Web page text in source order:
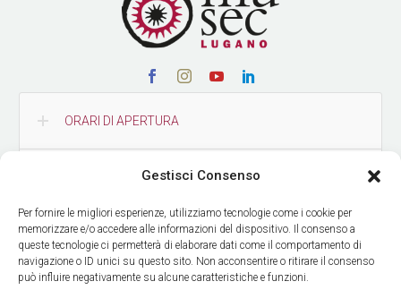
Gestisci Consenso
Per fornire le migliori esperienze, utilizziamo tecnologie come i cookie per
memorizzare e/o accedere alle informazioni del dispositivo. Il consenso a
queste tecnologie ci permetterà di elaborare dati come il comportamento di
navigazione o ID unici su questo sito. Non acconsentire o ritirare il consenso
può influire negativamente su alcune caratteristiche e funzioni.
ORARI DI APERTURA
COME RAGGIUNGERCI